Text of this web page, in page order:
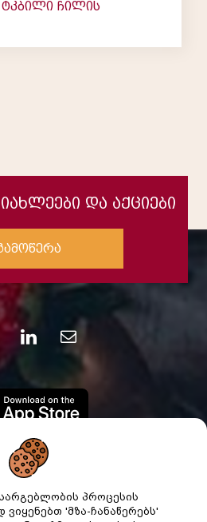
ტკბილი ჩილის
პროცესის
'მზა-ჩანაწერებს'
და აქციები